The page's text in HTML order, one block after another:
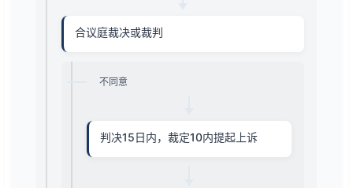
合议庭裁决或裁判
不同意
判决15日内，裁定10内提起上诉